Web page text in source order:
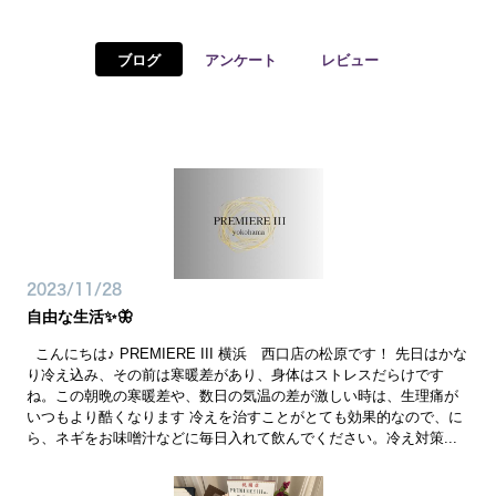
ブログ アンケート レビュー
2023/11/28
自由な生活✨🦋
こんにちは♪ PREMIERE III 横浜 西口店の松原です！ 先日はかな
り冷え込み、その前は寒暖差があり、身体はストレスだらけです
ね。この朝晩の寒暖差や、数日の気温の差が激しい時は、生理痛が
いつもより酷くなります 冷えを治すことがとても効果的なので、に
ら、ネギをお味噌汁などに毎日入れて飲んでください。冷え対策...